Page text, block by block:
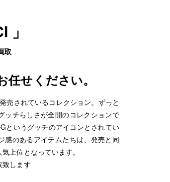
」
取
せください。
売されているコレクション。ずっと
ッチらしさが全開のコレクションで
というグッチのアイコンとされてい
感のあるアイテムたちは、発売と同
上位となっています。
致します